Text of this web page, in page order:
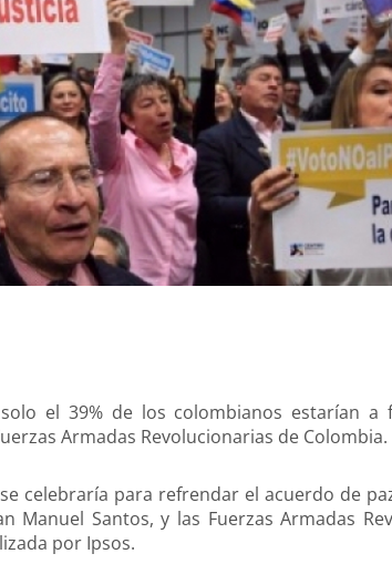
el 39% de los colombianos estarían a
Armadas Revolucionarias de Colombia.
celebraría para refrendar el acuerdo de
Manuel Santos, y las Fuerzas Armadas
por Ipsos.